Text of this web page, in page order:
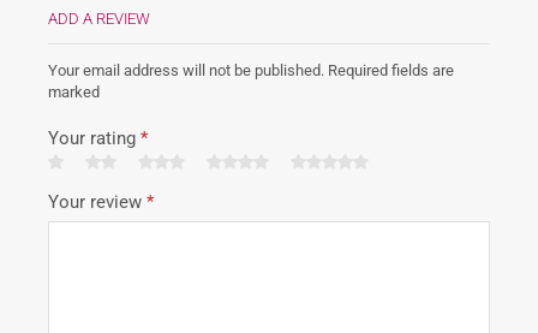
ADD A REVIEW
Your email address will not be published. Required fields are
marked
Your rating *
Your review *